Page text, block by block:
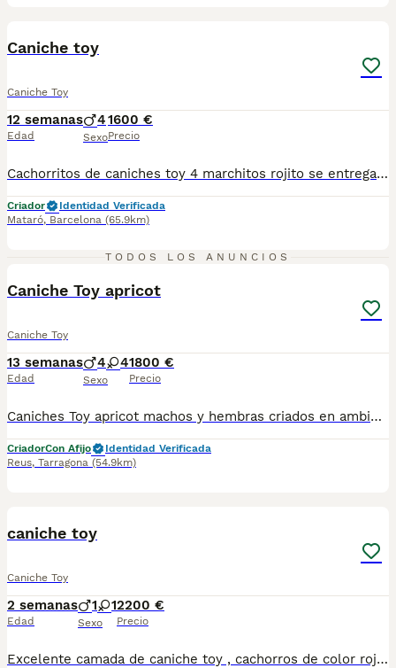
Caniche toy
Caniche Toy
12 semanas
Edad
4
Sexo
1600 €
Precio
Cachorritos de caniches toy 4 marchitos rojito se entregan con trres vacunas microchip contrato de compra venta con garantías viricas
Criador
Identidad Verificada
Mataró, Barcelona (65.9km)
TODOS LOS ANUNCIOS
Caniche Toy apricot
Caniche Toy
13 semanas
Edad
4 4
Sexo
1800 €
Precio
Caniches Toy apricot machos y hembras criados en ambiente familiar con cartilla sanitaria vacunas chip desparasitación con contrato de garantía víricas y congenitas precio según sexo y color
CriadorCon Afijo
Identidad Verificada
Reus, Tarragona (54.9km)
caniche toy
Caniche Toy
2 semanas
Edad
1 1
Sexo
2200 €
Precio
Excelente camada de caniche toy , cachorros de color rojo intenso, padres de líneas muy selectas y con los mejores pedigríes del momento 📞INFORMO 689810407📞